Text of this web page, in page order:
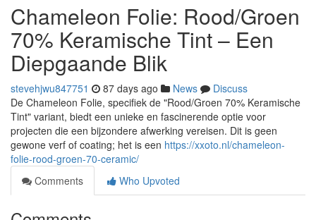
Chameleon Folie: Rood/Groen
70% Keramische Tint – Een
Diepgaande Blik
stevehjwu847751 87 days ago News
Discuss
De Chameleon Folie, specifiek de "Rood/Groen 70% Keramische
Tint" variant, biedt een unieke en fascinerende optie voor
projecten die een bijzondere afwerking vereisen. Dit is geen
gewone verf of coating; het is een https://xxoto.nl/chameleon-
folie-rood-groen-70-ceramic/
Comments
Who Upvoted